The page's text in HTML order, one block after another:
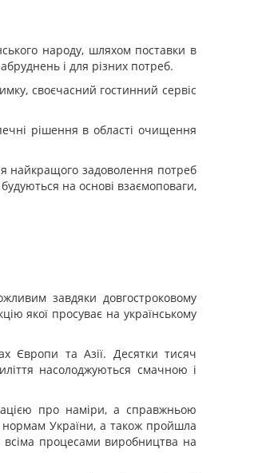
народу, шляхом поставки в
і для різних потреб.
своєчасний гостинний сервіс
рішення в області очищення
найкращого задоволення потреб
на основі взаємоповаги,
завдяки довгостроковому
якої просуває на українському
Європи та Азії. Десятки тисяч
насолоджуються смачною і
про наміри, а справжньою
нормам України, а також пройшла
всіма процесами виробництва на